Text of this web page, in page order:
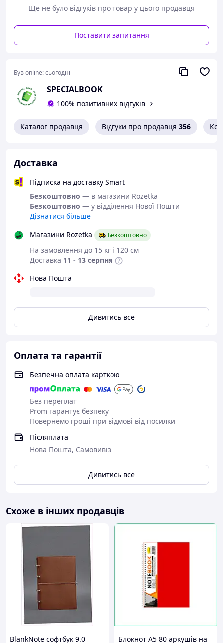
Замовлення
Закупівля запчастин
Нотатки
Планер розрахований на рік щоденного планування.
Сторінки виконані з білого, якісного паперу.
Кожен планер запакований в подарунковий крафтовий
папір з зеленим акцентом у вигляді атласної стрічки.
Ще не було відгуків про товар у цього продавця
Поставити запитання
Був online:сьогодні
SPECIALBOOK
100% позитивних відгуків
Каталог продавця Відгуки про продавця 356
Доставка
Підписка на доставку Smart
Безкоштовно — в магазини Rozetka
Безкоштовно — у відділення Нової Пошти
Дізнатися більше
Магазини Rozetka
Безкоштовно
На замовлення до 15 кг і 120 см
Доставка 11 - 13 серпня
Нова Пошта
Дивитись все
Оплата та гарантії
Безпечна оплата карткою
Без переплат
Prom гарантує безпеку
Повернемо гроші при відмові від посилки
Післяплата
Нова Пошта, Самовивіз
Дивитись все
Схоже в інших продавців
BlankNote софтбук 9.0 Блокнот А5 80 аркушів на